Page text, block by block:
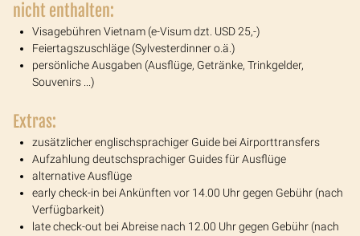
nicht enthalten:
Visagebühren Vietnam (e-Visum dzt. USD 25,-)
Feiertagszuschläge (Sylvesterdinner o.ä.)
persönliche Ausgaben (Ausflüge, Getränke, Trinkgelder,
Souvenirs ...)
Extras:
zusätzlicher englischsprachiger Guide bei Airporttransfers
Aufzahlung deutschsprachiger Guides für Ausflüge
alternative Ausflüge
early check-in bei Ankünften vor 14.00 Uhr gegen Gebühr (nach
Verfügbarkeit)
late check-out bei Abreise nach 12.00 Uhr gegen Gebühr (nach